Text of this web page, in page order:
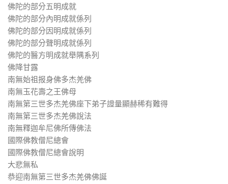
佛陀的部分五明成就
佛陀的部分內明成就係列
佛陀的部分因明成就係列
佛陀的部分聲明成就係列
佛陀的醫方明成就舉隅系列
佛降甘露
南無始祖报身佛多杰羌佛
南無玉花壽之王佛母
南無第三世多杰羌佛座下弟子證量顯赫稀有難得
南無第三世多杰羌佛說法
南無釋迦牟尼佛所傳佛法
國際佛教僧尼總會
國際佛教僧尼總會說明
大悲無私
恭迎南無第三世多杰羌佛佛誕